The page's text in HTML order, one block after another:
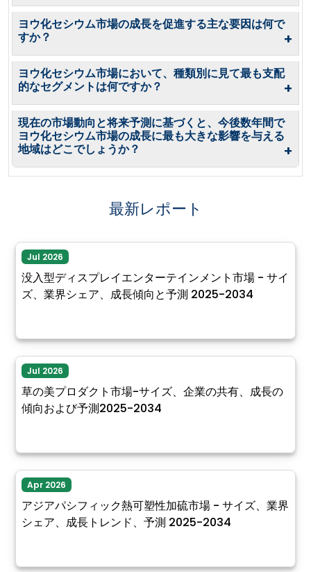
ヨウ化セシウム市場の成長を促進する主な要因は何で
すか？
+
ヨウ化セシウム市場において、種類別に見て最も支配
的なセグメントは何ですか？
+
現在の市場動向と将来予測に基づくと、今後数年間で
ヨウ化セシウム市場の成長に最も大きな影響を与える
地域はどこでしょうか？
+
最新レポート
Jul 2026
没入型ディスプレイエンターテインメント市場 - サイ
ズ、業界シェア、成長傾向と予測 2025-2034
Jul 2026
草の美プロダクト市場-サイズ、企業の共有、成長の
傾向および予測2025-2034
Apr 2026
アジアパシフィック熱可塑性加硫市場 - サイズ、業界
シェア、成長トレンド、予測 2025-2034